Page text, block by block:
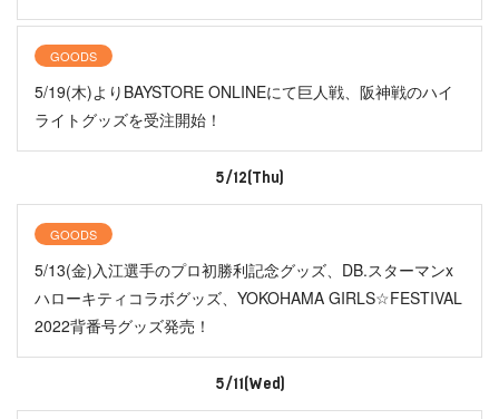
GOODS
5/19(木)よりBAYSTORE ONLINEにて巨人戦、阪神戦のハイ
ライトグッズを受注開始！
5/12(Thu)
GOODS
5/13(金)入江選手のプロ初勝利記念グッズ、DB.スターマンx
ハローキティコラボグッズ、YOKOHAMA GIRLS☆FESTIVAL
2022背番号グッズ発売！
5/11(Wed)